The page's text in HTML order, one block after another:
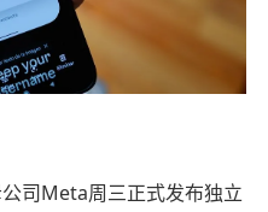
司Meta周三正式发布独立